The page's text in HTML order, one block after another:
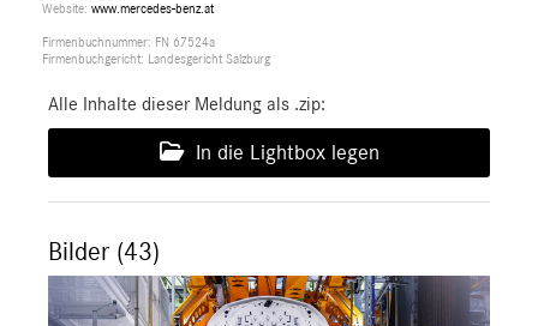
Website: www.mercedes-benz.at
Firmenbuchnummer: FN 67524a
Firmenbuchgericht: Landesgericht Salzburg
Alle Inhalte dieser Meldung als .zip:
In die Lightbox legen
Bilder (43)